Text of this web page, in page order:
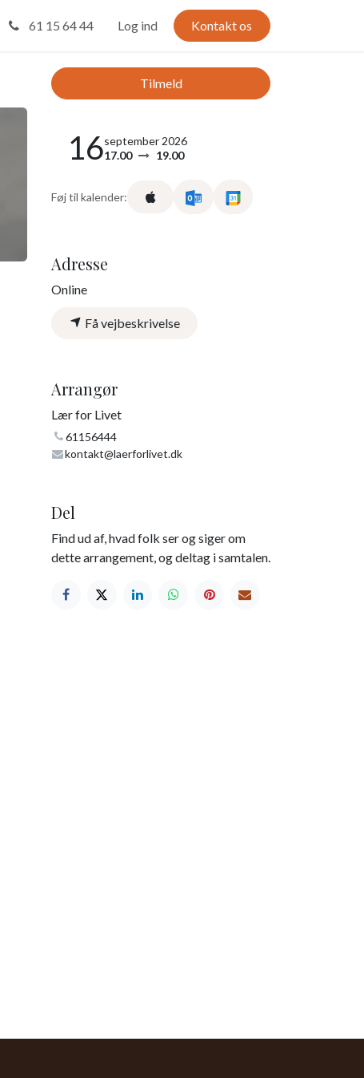
61 15 64 44 Log ind Kontakt os
Tilmeld
16september 2026
17.00
19.00
Føj til kalender:
Adresse
Online
Få vejbeskrivelse
Arrangør
Lær for Livet
61156444
kontakt@laerforlivet.dk
Del
Find ud af, hvad folk ser og siger om
dette arrangement, og deltag i samtalen.